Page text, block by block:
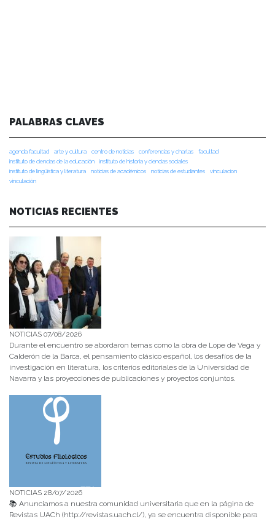
PALABRAS CLAVES
agenda facultad arte y cultura centro de noticias conferencias y charlas
facultad
instituto de ciencias de la educación
instituto de historia y ciencias sociales
instituto de lingüística y literatura
noticias de académicos noticias de estudiantes
vinculacion
vinculación
NOTICIAS RECIENTES
NOTICIAS 07/08/2026
Durante el encuentro se abordaron temas como la obra de Lope de Vega y
Calderón de la Barca, el pensamiento clásico español, los desafíos de la
investigación en literatura, los criterios editoriales de la Universidad de
Navarra y las proyecciones de publicaciones y proyectos conjuntos.
NOTICIAS 28/07/2026
📚 Anunciamos a nuestra comunidad universitaria que en la página de
Revistas UACh (http://revistas.uach.cl/), ya se encuentra disponible para